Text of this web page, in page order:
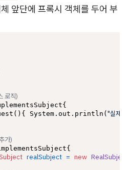
앞단에 프록시 객체를 두어 부
로직)
System.out.println(
"실제 업
가)
realSubject = new RealSubject